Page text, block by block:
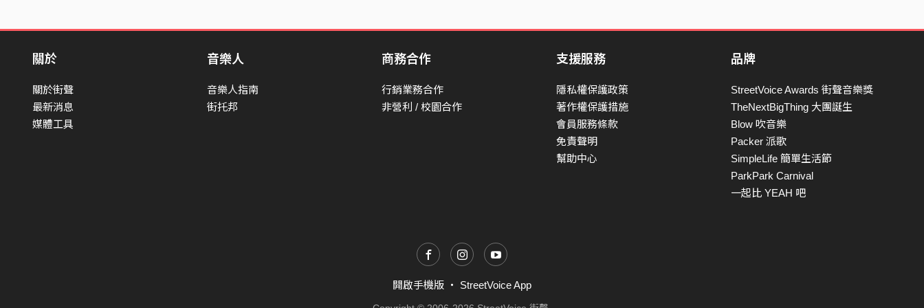
關於
關於街聲
最新消息
媒體工具
音樂人
音樂人指南
街托邦
商務合作
行銷業務合作
非營利 / 校園合作
支援服務
隱私權保護政策
著作權保護措施
會員服務條款
免責聲明
幫助中心
品牌
StreetVoice Awards 街聲音樂獎
TheNextBigThing 大團誕生
Blow 吹音樂
Packer 派歌
SimpleLife 簡單生活節
ParkPark Carnival
一起比 YEAH 吧
開啟手機版 ・ StreetVoice App